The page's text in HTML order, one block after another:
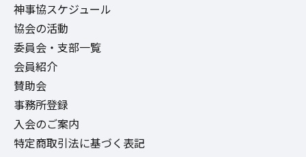
神事協スケジュール
協会の活動
委員会・支部一覧
会員紹介
賛助会
事務所登録
入会のご案内
特定商取引法に基づく表記